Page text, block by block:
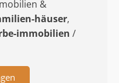
&
häuser,
immobilien /